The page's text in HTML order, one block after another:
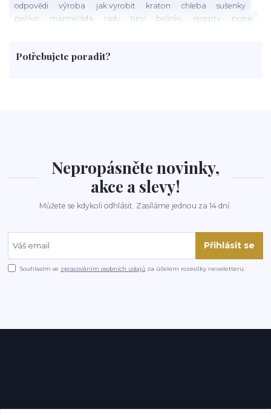
odpovědi
výroba jak vyrobit kraton chleba
sušenky
pečivo
marmeláda rady tipy bylinky recepty
popis
rohlíky
grilování čaj
Potřebujete poradit?
Nepropásněte novinky,
akce a slevy!
Můžete se kdykoli odhlásit. Zasíláme jednou za 14 dní.
Přihlásit se
Souhlasím se zpracováním osobních údajů za účelem rozesílky newsletteru.